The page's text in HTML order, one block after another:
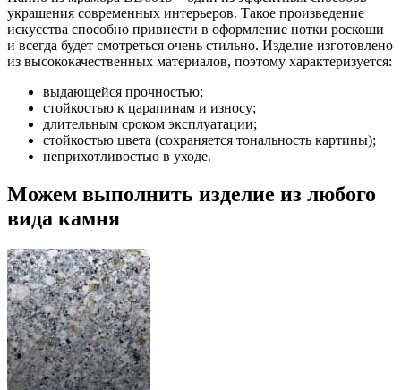
украшения современных интерьеров. Такое произведение
искусства способно привнести в оформление нотки роскоши
и всегда будет смотреться очень стильно. Изделие изготовлено
из высококачественных материалов, поэтому характеризуется:
выдающейся прочностью;
стойкостью к царапинам и износу;
длительным сроком эксплуатации;
стойкостью цвета (сохраняется тональность картины);
неприхотливостью в уходе.
Можем выполнить изделие из любого
вида камня